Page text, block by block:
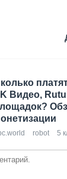
Видео,
robot 5